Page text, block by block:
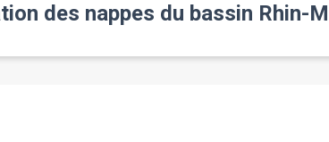
des nappes du bassin Rhin-